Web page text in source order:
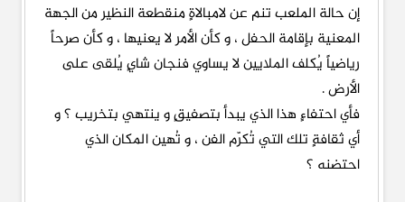
إن حالة الملعب تنم عن لامبالاةٍ منقطعة النظير من الجهة
المعنية بإقامة الحفل ، و كأن الأمر لا يعنيها ، و كأن صرحاً
رياضياً يُكلف الملايين لا يساوي فنجان شايٍ يُلقى على
الأرض .
فأي احتفاءٍ هذا الذي يبدأ بتصفيقٍ و ينتهي بتخريب ؟ و
أي ثقافةٍ تلك التي تُكرّم الفن ، و تُهين المكان الذي
احتضنه ؟